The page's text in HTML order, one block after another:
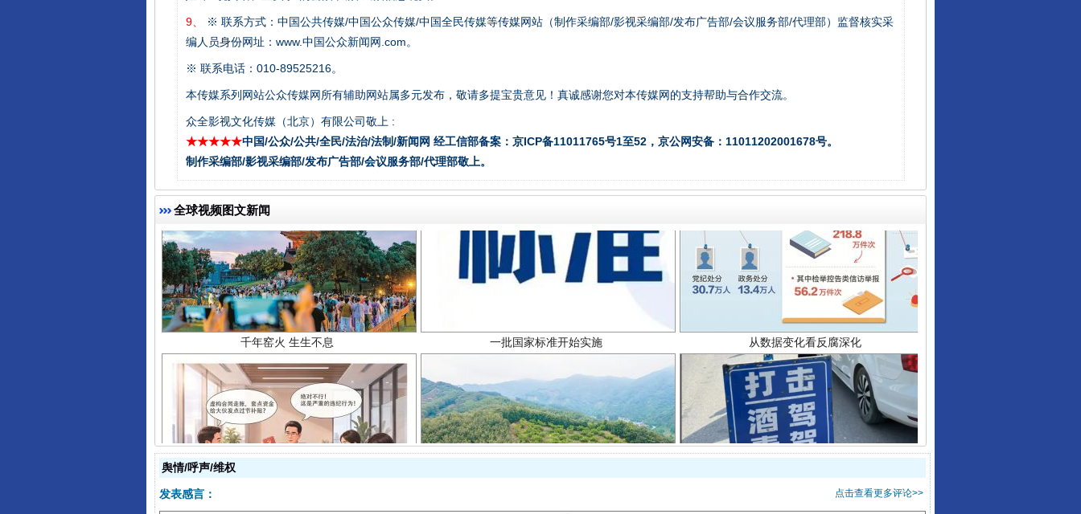
9、
※ 联系方式：中国公共传媒/中国公众传媒/中国全民传媒等传媒网站（制作采编部/影视采编部/发布广告部/会议服务部/代理部）监督核实采
编人员身份网址：www.中国公众新闻网.com。
※ 联系电话：010-89525216。
本传媒系列网站公众传媒网所有辅助网站属多元发布，敬请多提宝贵意见！真诚感谢您对本传媒网的支持帮助与合作交流。
众全影视文化传媒（北京）有限公司敬上 :
★★★★★中国/公众/公共/全民/法治/法制/新闻网 经工信部备案：京ICP备11011765号1至52，京公网安备：11011202001678号。
制作采编部/影视采编部/发布广告部/会议服务部/代理部敬上。
全球视频图文新闻
东山县通报“牛蛙产品抗生素超标问题”
千年窑火 生生不息 一批国家标准开始实施 从数据变化看反腐深化
揭开“小金库”的免责幌子
舆情/呼声/维权
点击查看更多评论>>
发表感言：